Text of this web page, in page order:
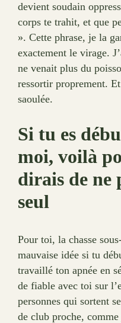
devient soudain
corps te trahit, et que
». Cette phrase, je la
exactement le virage.
ne venait plus du
ressortir proprement.
saoulée.
Si tu es
moi, voilà
dirais de ne
seul
Pour toi, la chasse
mauvaise idée si tu
travaillé ton apnée en
de fiable avec toi sur
personnes qui sortent
de club proche,